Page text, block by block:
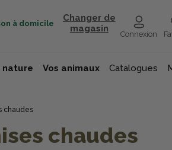
à domicile
Changer de
magasin
Connexion
nature Vos animaux Catalogues
chaudes
chaudes